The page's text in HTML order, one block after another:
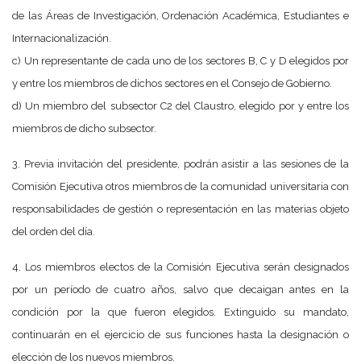
de las Áreas de Investigación, Ordenación Académica, Estudiantes e
Internacionalización.
c) Un representante de cada uno de los sectores B, C y D elegidos por
y entre los miembros de dichos sectores en el Consejo de Gobierno.
d) Un miembro del subsector C2 del Claustro, elegido por y entre los
miembros de dicho subsector.
3. Previa invitación del presidente, podrán asistir a las sesiones de la
Comisión Ejecutiva otros miembros de la comunidad universitaria con
responsabilidades de gestión o representación en las materias objeto
del orden del día.
4. Los miembros electos de la Comisión Ejecutiva serán designados
por un período de cuatro años, salvo que decaigan antes en la
condición por la que fueron elegidos. Extinguido su mandato,
continuarán en el ejercicio de sus funciones hasta la designación o
elección de los nuevos miembros.